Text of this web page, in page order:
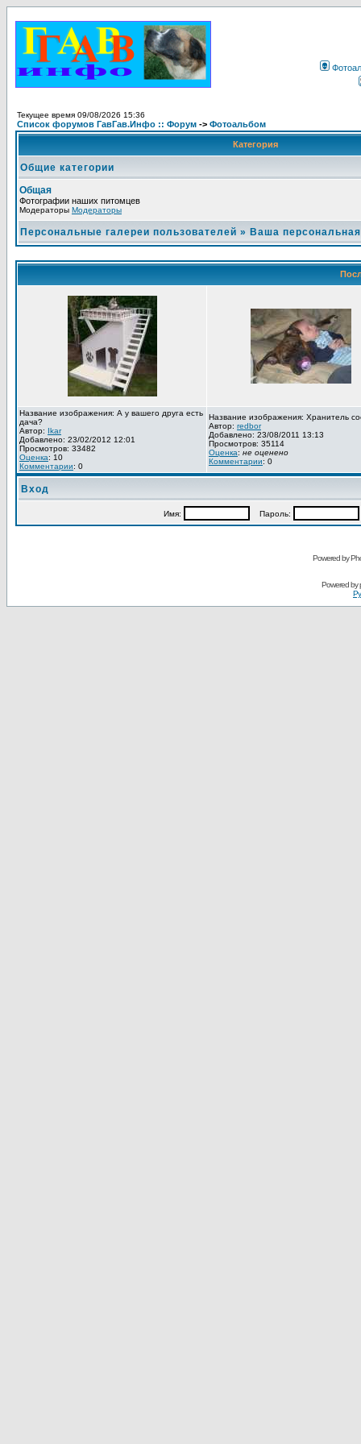
Текущее время 09/08/2026 15:36
Список форумов ГавГав.Инфо :: Форум -> Фотоальбом
Категория
Общие категории
Общая
Фотографии наших питомцев
Модераторы Модераторы
Персональные галереи пользователей » Ваша
Название изображения: А у вашего друга есть
дача?
Автор: Ikar
Добавлено: 23/02/2012 12:01
Просмотров: 33482
Оценка: 10
Комментарии: 0
Название изображения: Хранитель
Автор: redbor
Добавлено: 23/08/2011 13:13
Просмотров: 35114
Оценка: не оценено
Комментарии: 0
Вход
Имя: Пароль:
Powered by
Powered by